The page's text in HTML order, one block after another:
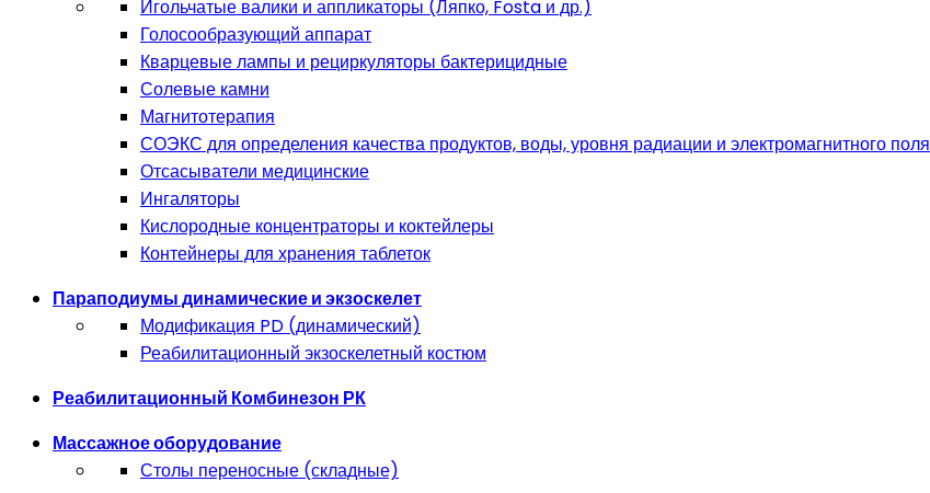
Игольчатые валики и аппликаторы (Ляпко, Fosta и др.)
Голосообразующий аппарат
Кварцевые лампы и рециркуляторы бактерицидные
Солевые камни
Магнитотерапия
СОЭКС для определения качества продуктов, воды, уровня радиации и электромагнитного поля
Отсасыватели медицинские
Ингаляторы
Кислородные концентраторы и коктейлеры
Контейнеры для хранения таблеток
Параподиумы динамические и экзоскелет
Модификация PD (динамический)
Реабилитационный экзоскелетный костюм
Реабилитационный Комбинезон РК
Массажное оборудование
Столы переносные (складные)